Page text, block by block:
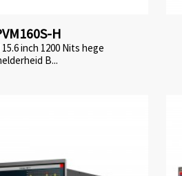
H
15.6 inch 1200 Nits hege
B...